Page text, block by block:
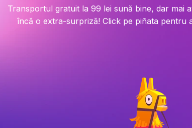
Transportul gratuit la 99 lei sună bine, dar mai
încă o extra-surpriză! Click pe piñata pentru